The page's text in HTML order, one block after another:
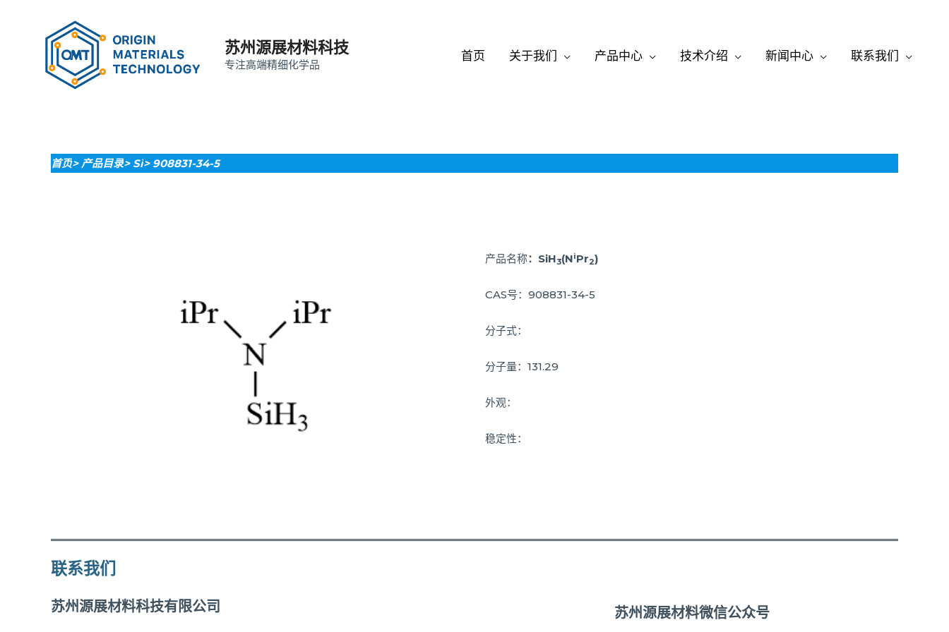
苏州源展材料科技
专注高端精细化学品
首页 关于我们 产品中心 技术介绍 新闻中心 联系我们
首页> 产品目录> Si> 908831-34-5
产品名称：SiH3(NiPr2)
CAS号：908831-34-5
分子式：
分子量：131.29
外观：
稳定性：
联系我们
苏州源展材料科技有限公司 苏州源展材料微信公众号